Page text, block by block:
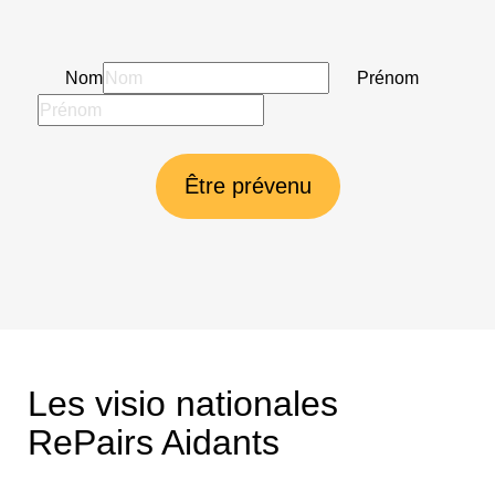
Nom Prénom
Être prévenu
Les visio nationales
RePairs Aidants